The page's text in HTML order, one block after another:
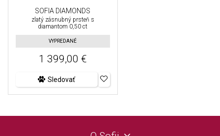
SOFIA DIAMONDS
zlatý zásnubný prsteň s
diamantom 0,50 ct
VYPREDANÉ
1 399,00 €
Sledovať